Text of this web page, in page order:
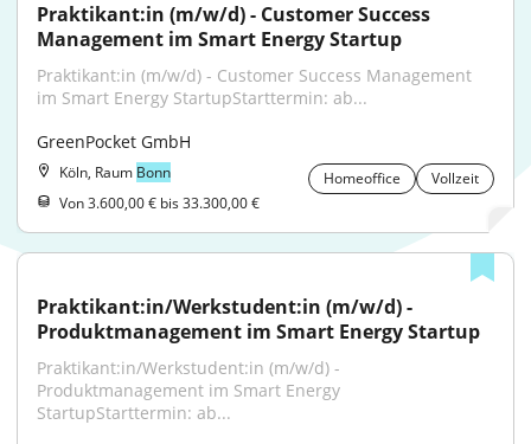
Praktikant:in (m/w/d) - Customer Success
Management im Smart Energy Startup
Praktikant:in (m/w/d) - Customer Success Management
im Smart Energy StartupStarttermin: ab...
GreenPocket GmbH
Köln, Raum Bonn Homeoffice
Vollzeit
Von 3.600,00 € bis 33.300,00 €
Praktikant:in/Werkstudent:in (m/w/d) -
Produktmanagement im Smart Energy Startup
Praktikant:in/Werkstudent:in (m/w/d) -
Produktmanagement im Smart Energy
StartupStarttermin: ab...